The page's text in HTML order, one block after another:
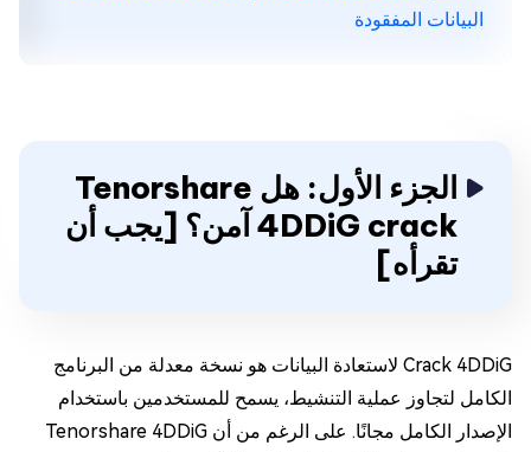
البيانات المفقودة
الجزء الأول: هل Tenorshare
4DDiG crack آمن؟ [يجب أن
تقرأه]
Crack 4DDiG لاستعادة البيانات هو نسخة معدلة من البرنامج
الكامل لتجاوز عملية التنشيط، يسمح للمستخدمين باستخدام
الإصدار الكامل مجانًا. على الرغم من أن Tenorshare 4DDiG